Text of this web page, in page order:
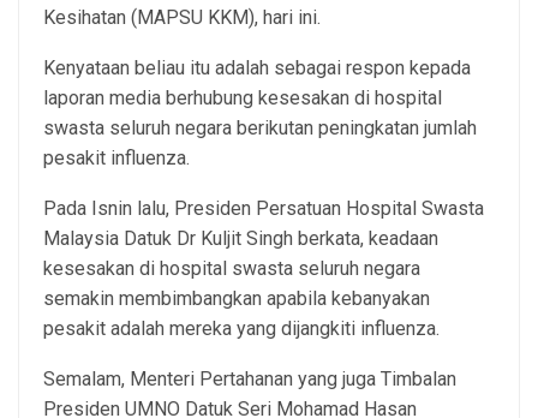
Kesihatan (MAPSU KKM), hari ini.
Kenyataan beliau itu adalah sebagai respon kepada
laporan media berhubung kesesakan di hospital
swasta seluruh negara berikutan peningkatan jumlah
pesakit influenza.
Pada Isnin lalu, Presiden Persatuan Hospital Swasta
Malaysia Datuk Dr Kuljit Singh berkata, keadaan
kesesakan di hospital swasta seluruh negara
semakin membimbangkan apabila kebanyakan
pesakit adalah mereka yang dijangkiti influenza.
Semalam, Menteri Pertahanan yang juga Timbalan
Presiden UMNO Datuk Seri Mohamad Hasan